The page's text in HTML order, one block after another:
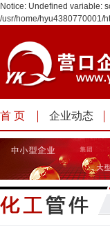
Notice: Undefined variable:
/usr/home/hyu4380770001/
首 页 企业动态